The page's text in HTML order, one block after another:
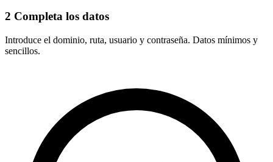
2 Completa los datos
Introduce el dominio, ruta, usuario y contraseña. Datos mínimos y
sencillos.